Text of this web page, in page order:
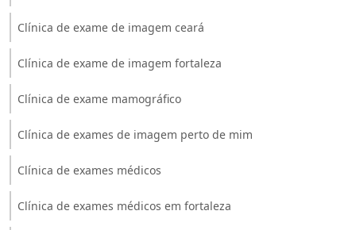
Clínica de exame de imagem ceará
Clínica de exame de imagem fortaleza
Clínica de exame mamográfico
Clínica de exames de imagem perto de mim
Clínica de exames médicos
Clínica de exames médicos em fortaleza